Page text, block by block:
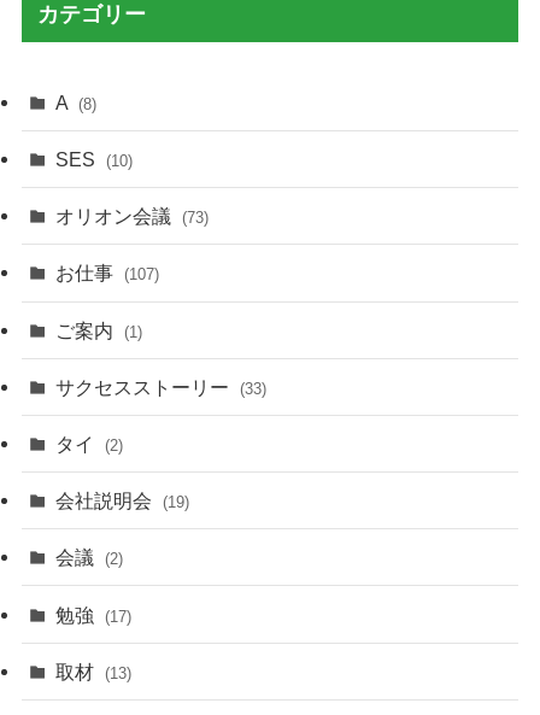
カテゴリー
A (8)
SES (10)
オリオン会議 (73)
お仕事 (107)
ご案内 (1)
サクセスストーリー (33)
タイ (2)
会社説明会 (19)
会議 (2)
勉強 (17)
取材 (13)